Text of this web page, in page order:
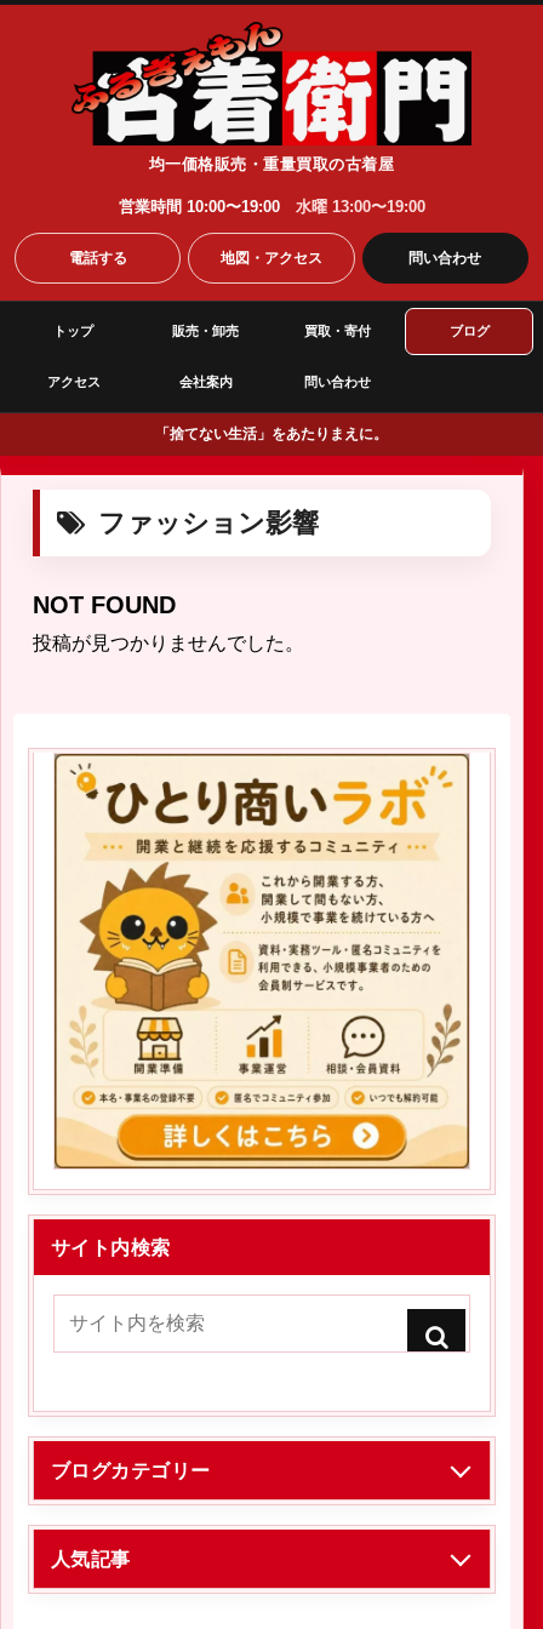
均一価格販売・重量買取の古着屋
営業時間 10:00〜19:00 水曜 13:00〜19:00
電話する 地図・アクセス 問い合わせ
トップ 販売・卸売 買取・寄付 ブログ
アクセス 会社案内 問い合わせ
「捨てない生活」をあたりまえに。
ファッション影響
NOT FOUND
投稿が見つかりませんでした。
サイト内検索
ブログカテゴリー
人気記事